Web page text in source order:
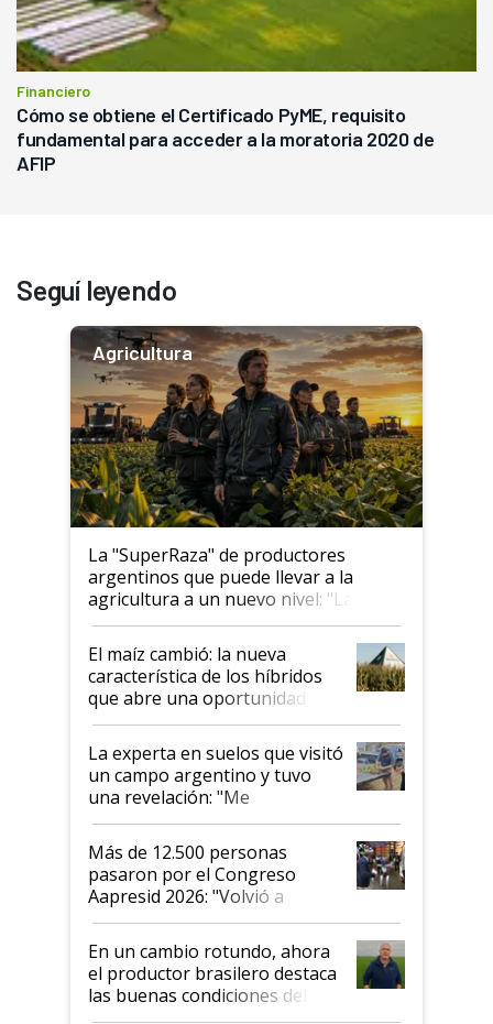
Financiero
Cómo se obtiene el Certificado PyME, requisito
fundamental para acceder a la moratoria 2020 de
AFIP
Seguí leyendo
Agricultura
La "SuperRaza" de productores
argentinos que puede llevar a la
agricultura a un nuevo nivel: "Las
posibilidades de crecimiento son
infinitas"
El maíz cambió: la nueva
característica de los híbridos
que abre una oportunidad en
el lote
La experta en suelos que visitó
un campo argentino y tuvo
una revelación: "Me
impresionó mucho"
Más de 12.500 personas
pasaron por el Congreso
Aapresid 2026: "Volvió a
demostrar que hablar del
suelo es hablar de todo el
sistema productivo"
En un cambio rotundo, ahora
el productor brasilero destaca
las buenas condiciones del
agro argentino para invertir: